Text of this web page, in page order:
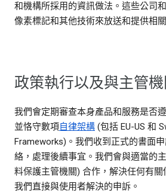
和機構所採用的資訊做法。這些公司
像素標記和其他技術來放送和提供相
政策執行以及與主管
我們會定期審查本身產品和服務是否
並恪守數項自律架構 (包括 EU-US 和
Frameworks)。我們收到正式的書面
絡，處理後續事宜。我們會與適當的
料保護主管機關) 合作，解決任何有
我們直接與使用者解決的申訴。